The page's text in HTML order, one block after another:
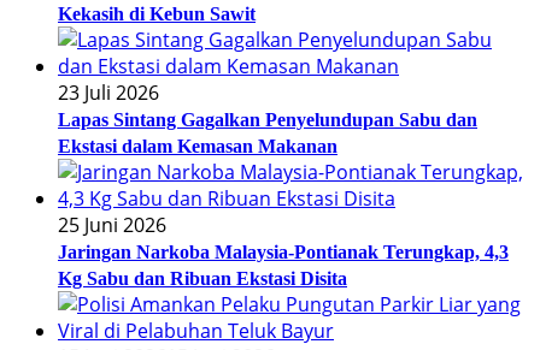
Kekasih di Kebun Sawit
23 Juli 2026
Lapas Sintang Gagalkan Penyelundupan Sabu dan
Ekstasi dalam Kemasan Makanan
25 Juni 2026
Jaringan Narkoba Malaysia-Pontianak Terungkap, 4,3
Kg Sabu dan Ribuan Ekstasi Disita